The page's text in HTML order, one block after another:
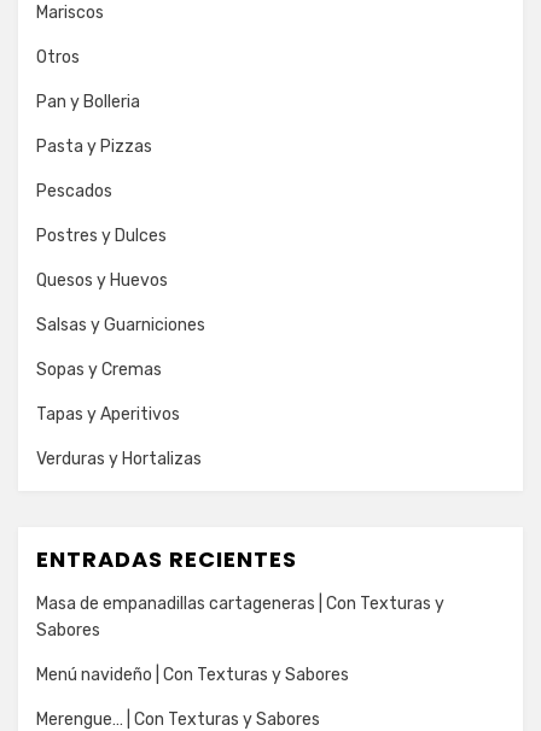
Mariscos
Otros
Pan y Bolleria
Pasta y Pizzas
Pescados
Postres y Dulces
Quesos y Huevos
Salsas y Guarniciones
Sopas y Cremas
Tapas y Aperitivos
Verduras y Hortalizas
ENTRADAS RECIENTES
Masa de empanadillas cartageneras | Con Texturas y
Sabores
Menú navideño | Con Texturas y Sabores
Merengue… | Con Texturas y Sabores